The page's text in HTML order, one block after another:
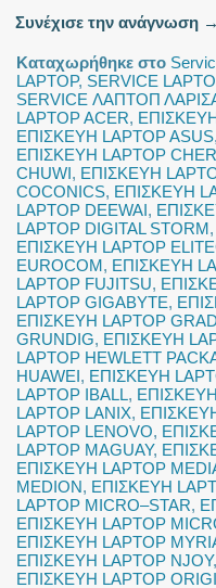
Συνέχισε την ανάγνωση →
Καταχωρήθηκε στο
LAPTOP, SERVICE
SERVICE ΛΑΠΤΟΠ
LAPTOP ACER,
ΕΠΙΣΚΕΥΗ LAPTOP ASUS,
ΕΠΙΣΚΕΥΗ LAPTOP
CHUWI, ΕΠΙΣΚΕΥΗ
COCONICS, ΕΠΙΣΚΕΥΗ
LAPTOP DEEWAI,
LAPTOP DIGITAL STORM,
ΕΠΙΣΚΕΥΗ LAPTOP
EUROCOM, ΕΠΙΣΚΕΥΗ
LAPTOP FUJITSU,
LAPTOP GIGABYTE,
ΕΠΙΣΚΕΥΗ LAPTOP
GRUNDIG, ΕΠΙΣΚΕΥΗ
LAPTOP HEWLETT
HUAWEI, ΕΠΙΣΚΕΥΗ
LAPTOP IBALL,
LAPTOP LANIX,
LAPTOP LENOVO,
LAPTOP MAGUAY,
ΕΠΙΣΚΕΥΗ LAPTOP
MEDION, ΕΠΙΣΚΕΥΗ
LAPTOP MICRO–STAR,
ΕΠΙΣΚΕΥΗ LAPTOP
ΕΠΙΣΚΕΥΗ LAPTOP
ΕΠΙΣΚΕΥΗ LAPTOP NJOY,
ΕΠΙΣΚΕΥΗ LAPTOP